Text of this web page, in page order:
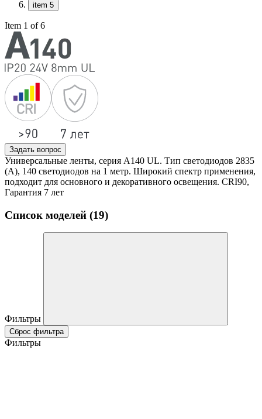
item 5
Item 1 of 6
Задать вопрос
Универсальные ленты, серия А140 UL. Тип светодиодов 2835
(А), 140 светодиодов на 1 метр. Широкий спектр применения,
подходит для основного и декоративного освещения. CRI90,
Гарантия 7 лет
Список моделей (19)
Фильтры
Сброс фильтра
Фильтры